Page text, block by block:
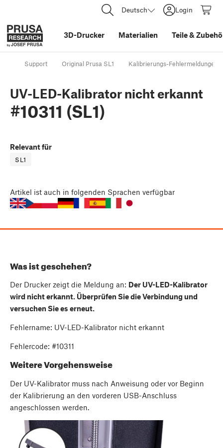
Deutsch Login
3D-Drucker Materialien Teile&
Support Original Prusa SL1 Kalibrierungs-Fehlermeldungen
UV-LED-Kalibrator nicht erkannt
#10311 (SL1)
Relevant für
SL1
Artikel ist auch in folgenden Sprachen verfügbar
Was ist geschehen?
Der Drucker zeigt die Meldung an: Der UV-LED-Kalibrator
wird nicht erkannt. Überprüfen Sie die Verbindung und
versuchen Sie es erneut.
Fehlername: UV-LED-Kalibrator nicht erkannt
Fehlercode: #10311
Weitere Vorgehensweise
Der UV-Kalibrator muss nach Anweisung oder vor Beginn
der Kalibrierung an den vorderen USB-Anschluss
angeschlossen werden.